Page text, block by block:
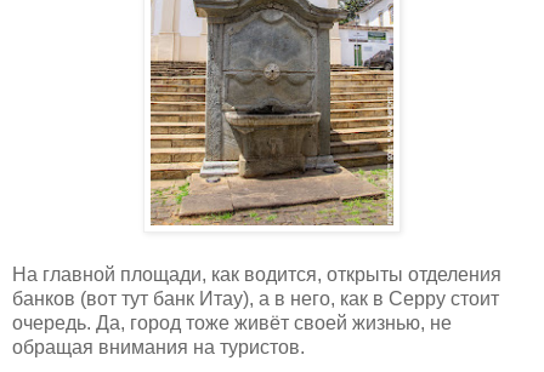
На главной площади, как водится, открыты отделения
банков (вот тут банк Итау), а в него, как в Серру стоит
очередь. Да, город тоже живёт своей жизнью, не
обращая внимания на туристов.